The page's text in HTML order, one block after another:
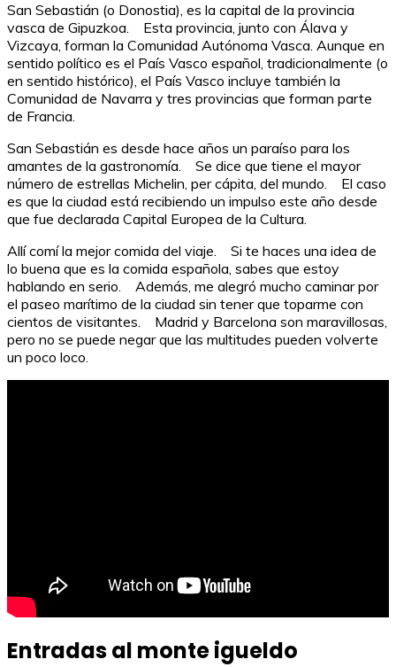
San Sebastián (o Donostia), es la capital de la provincia
vasca de Gipuzkoa. Esta provincia, junto con Álava y
Vizcaya, forman la Comunidad Autónoma Vasca. Aunque en
sentido político es el País Vasco español, tradicionalmente (o
en sentido histórico), el País Vasco incluye también la
Comunidad de Navarra y tres provincias que forman parte
de Francia.
San Sebastián es desde hace años un paraíso para los
amantes de la gastronomía. Se dice que tiene el mayor
número de estrellas Michelin, per cápita, del mundo. El caso
es que la ciudad está recibiendo un impulso este año desde
que fue declarada Capital Europea de la Cultura.
Allí comí la mejor comida del viaje. Si te haces una idea de
lo buena que es la comida española, sabes que estoy
hablando en serio. Además, me alegró mucho caminar por
el paseo marítimo de la ciudad sin tener que toparme con
cientos de visitantes. Madrid y Barcelona son maravillosas,
pero no se puede negar que las multitudes pueden volverte
un poco loco.
Entradas al monte igueldo